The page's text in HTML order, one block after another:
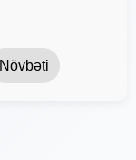
Növbəti